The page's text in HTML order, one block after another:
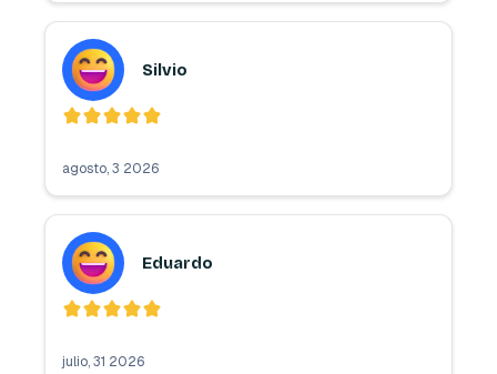
Silvio
agosto, 3 2026
Eduardo
julio, 31 2026